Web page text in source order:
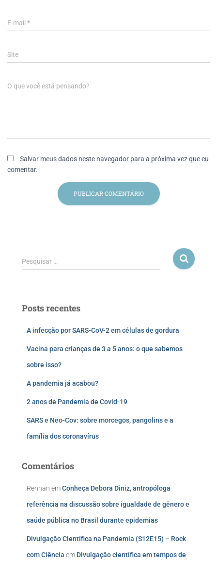
E-mail *
Site
O que você está pensando?
Salvar meus dados neste navegador para a próxima vez que eu
comentar.
Pesquisar …
Posts recentes
A infecção por SARS-CoV-2 em células de gordura
Vacina para crianças de 3 a 5 anos: o que sabemos
sobre isso?
A pandemia já acabou?
2 anos de Pandemia de Covid-19
SARS e Neo-Cov: sobre morcegos, pangolins e a
família dos coronavírus
Comentários
Rennan emConheça Debora Diniz, antropóloga
referência na discussão sobre igualdade de gênero e
saúde pública no Brasil durante epidemias
Divulgação Científica na Pandemia (S12E15) – Rock
com Ciência em Divulgação científica em tempos de